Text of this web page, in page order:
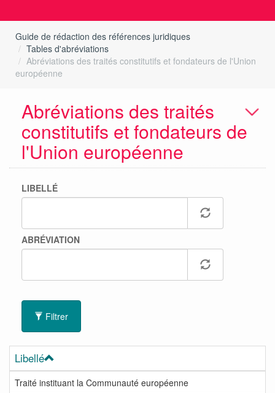
Guide de rédaction des références juridiques
Tables d'abréviations
Abréviations des traités constitutifs et fondateurs de l'Union
européenne
Abréviations des traités
constitutifs et fondateurs de
l'Union européenne
LIBELLÉ
ABRÉVIATION
Filtrer
Libellé
Traité instituant la Communauté européenne